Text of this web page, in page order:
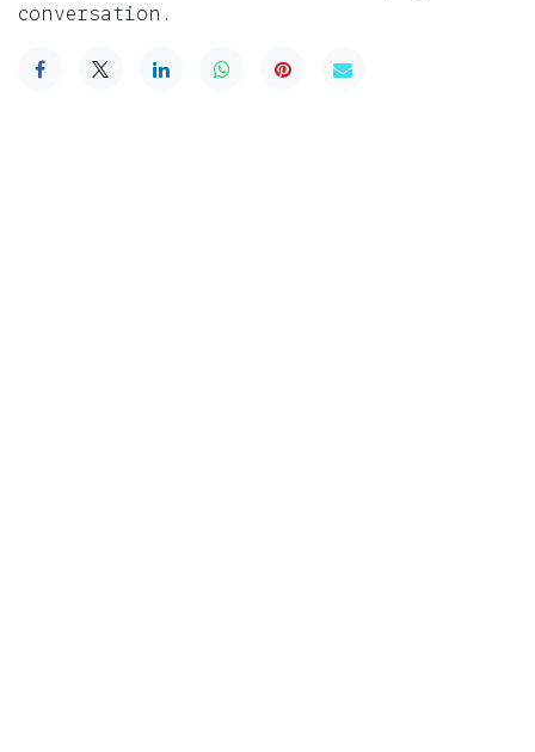
conversation.